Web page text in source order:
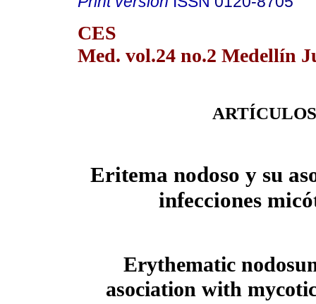
CES
Med. vol.24 no.2 Medellín
Eritema nodoso y su
infecciones
Erythematic
asociation with